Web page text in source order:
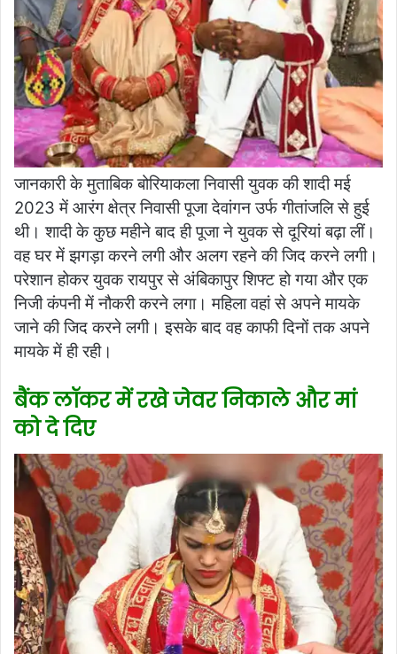
जानकारी के मुताबिक बोरियाकला निवासी युवक की शादी मई
2023 में आरंग क्षेत्र निवासी पूजा देवांगन उर्फ ​​गीतांजलि से हुई
थी। शादी के कुछ महीने बाद ही पूजा ने युवक से दूरियां बढ़ा लीं।
वह घर में झगड़ा करने लगी और अलग रहने की जिद करने लगी।
परेशान होकर युवक रायपुर से अंबिकापुर शिफ्ट हो गया और एक
निजी कंपनी में नौकरी करने लगा। महिला वहां से अपने मायके
जाने की जिद करने लगी। इसके बाद वह काफी दिनों तक अपने
मायके में ही रही।
बैंक लॉकर में रखे जेवर निकाले और मां
को दे दिए